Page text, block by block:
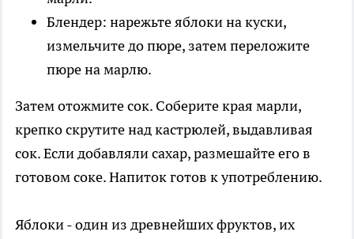
Блендер: нарежьте яблоки на куски,
измельчите до пюре, затем переложите
пюре на марлю.
Затем отожмите сок. Соберите края марли,
крепко скрутите над кастрюлей, выдавливая
сок. Если добавляли сахар, размешайте его в
готовом соке. Напиток готов к употреблению.
Яблоки - один из древнейших фруктов, их